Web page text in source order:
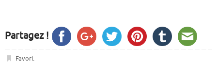
Partagez !
Favori.